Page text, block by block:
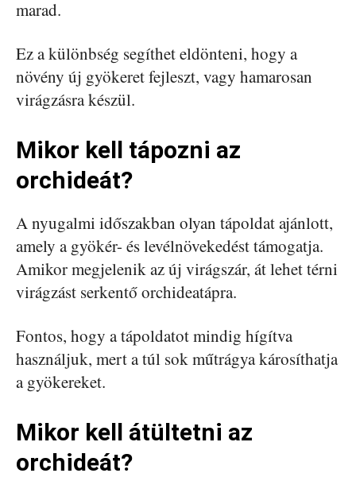
marad.
Ez a különbség segíthet eldönteni, hogy a
növény új gyökeret fejleszt, vagy hamarosan
virágzásra készül.
Mikor kell tápozni az
orchideát?
A nyugalmi időszakban olyan tápoldat ajánlott,
amely a gyökér- és levélnövekedést támogatja.
Amikor megjelenik az új virágszár, át lehet térni
virágzást serkentő orchideatápra.
Fontos, hogy a tápoldatot mindig hígítva
használjuk, mert a túl sok műtrágya károsíthatja
a gyökereket.
Mikor kell átültetni az
orchideát?